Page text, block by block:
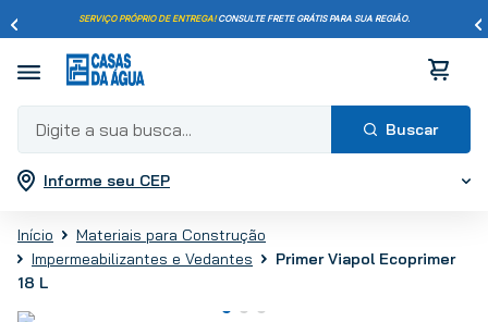
SERVIÇO PRÓPRIO DE ENTREGA!CONSULTE FRETE GRÁTIS PARA SUA REGIÃO.
Digite a sua busca...
Informe seu CEP
Materiais para Construção
Impermeabilizantes e Vedantes
Primer Viapol Ecoprimer
18 L
Termos mais buscados
porcelanato